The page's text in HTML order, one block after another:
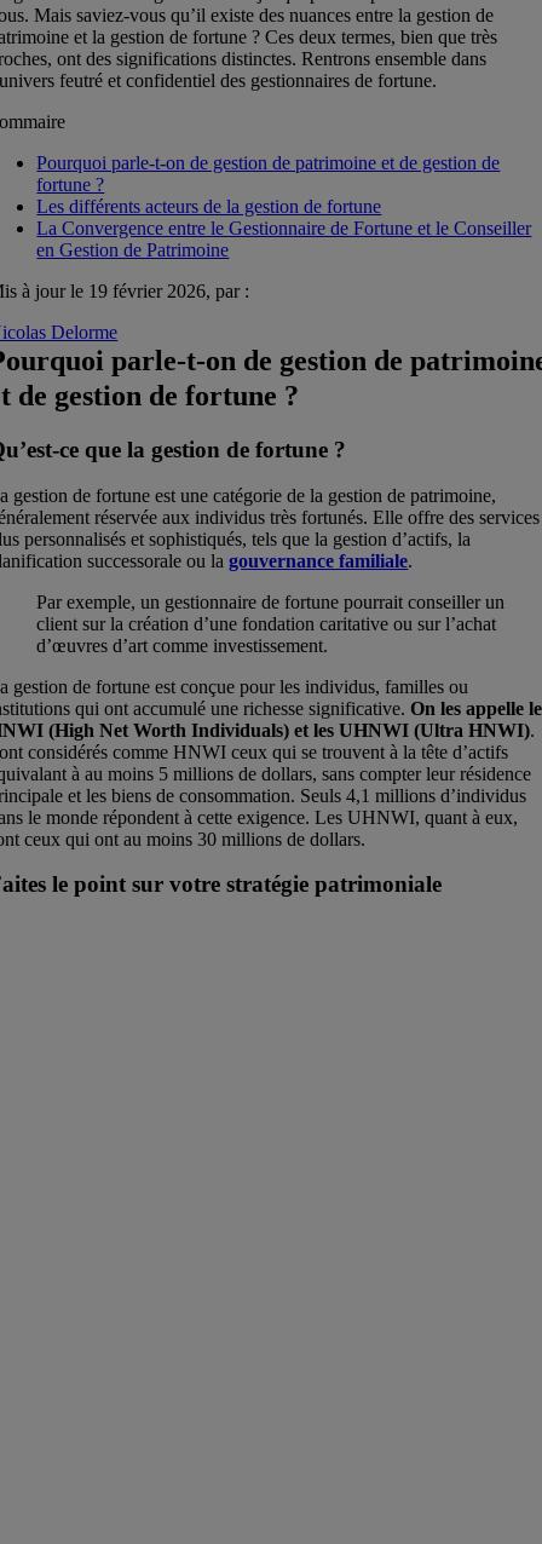
Mais saviez-vous qu’il existe des nuances entre la gestion de
et la gestion de fortune ? Ces deux termes, bien que très
ont des significations distinctes. Rentrons ensemble dans
feutré et confidentiel des gestionnaires de fortune.
Pourquoi parle-t-on de gestion de patrimoine et de gestion de
fortune ?
Les différents acteurs de la gestion de fortune
La Convergence entre le Gestionnaire de Fortune et le Conseiller
en Gestion de Patrimoine
à jour le 19 février 2026, par :
Delorme
parle-t-on de gestion de
de gestion de fortune ?
ce que la gestion de fortune ?
gestion de fortune est une catégorie de la gestion de patrimoine,
réservée aux individus très fortunés. Elle offre des services
personnalisés et sophistiqués, tels que la gestion d’actifs, la
successorale ou lagouvernance familiale.
Par exemple, un gestionnaire de fortune pourrait conseiller un
client sur la création d’une fondation caritative ou sur l’achat
d’œuvres d’art comme investissement.
gestion de fortune est conçue pour les individus, familles ou
qui ont accumulé une richesse significative.On les appelle
(High Net Worth Individuals) et les UHNWI (Ultra HNWI).
considérés comme HNWI ceux qui se trouvent à la tête d’actifs
à au moins 5 millions de dollars, sans compter leur résidence
et les biens de consommation. Seuls 4,1 millions d’individus
le monde répondent à cette exigence. Les UHNWI, quant à eux,
ceux qui ont au moins 30 millions de dollars.
le point sur votre stratégie patrimoniale